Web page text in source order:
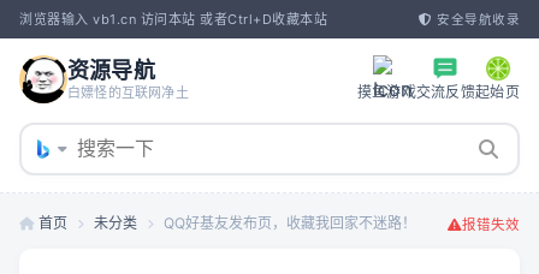
浏览器输入 vb1.cn 访问本站 或者Ctrl+D收藏本站 安全导航收录
资源导航
白嫖怪的互联网净土 摸鱼游戏交流反馈起始页
首页 未分类 QQ好基友发布页，收藏我回家不迷路！ 报错失效